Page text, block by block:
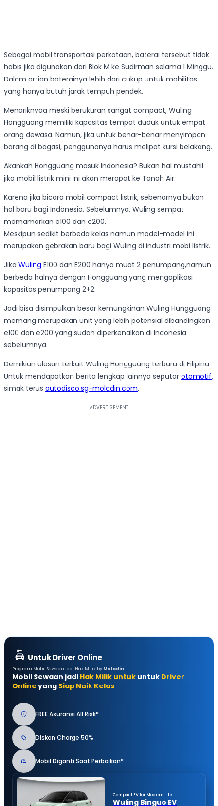
Sebagai mobil transportasi perkotaan, baterai tersebut tidak
habis jika digunakan dari Blok M ke Sudirman selama 1 Minggu.
Dalam artian baterainya lebih dari cukup untuk mobilitas
yang hanya butuh jarak tempuh pendek.
Menariknyaa meski berukuran sangat compact, Wuling
Hongguang memiliki kapasitas tempat duduk untuk empat
orang dewasa. Namun, jika untuk benar-benar menyimpan
barang di bagasi, penggunanya harus melipat kursi belakang.
Akankah Hongguang masuk Indonesia? Bukan hal mustahil
jika mobil listrik mini ini akan merapat ke Tanah Air.
Karena jika bicara mobil compact listrik, sebenarnya bukan
hal baru bagi Indonesia. Sebelumnya, Wuling sempat
memamerkan e100 dan e200.
Meskipun sedikit berbeda kelas namun model-model ini
merupakan gebrakan baru bagi Wuling di industri mobi listrik.
Jika Wuling E100 dan E200 hanya muat 2 penumpang,namun
berbeda halnya dengan Hongguang yang mengaplikasi
kapasitas penumpang 2+2.
Jadi bisa disimpulkan besar kemungkinan Wuling Hungguang
memang merupakan unit yang lebih potensial dibandingkan
e100 dan e200 yang sudah diperkenalkan di Indonesia
sebelumnya.
Demikian ulasan terkait Wuling Hongguang terbaru di Filipina.
Untuk mendapatkan berita lengkap lainnya seputar otomotif,
simak terus autodisco.sg-moladin.com.
Untuk Driver Online
Program Mobil Sewaan jadi Hak Milik by Moladin
Mobil Sewaan jadi Hak Milik untuk untuk Driver
Online yang Siap Naik Kelas
FREE Asuransi All Risk*
Diskon Charge 50%
Mobil Diganti Saat Perbaikan*
Compact EV for Modern Life
Wuling Binguo EV